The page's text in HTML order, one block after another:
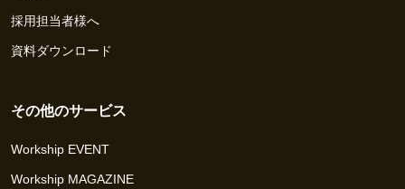
採用担当者様へ
資料ダウンロード
その他のサービス
Workship EVENT
Workship MAGAZINE